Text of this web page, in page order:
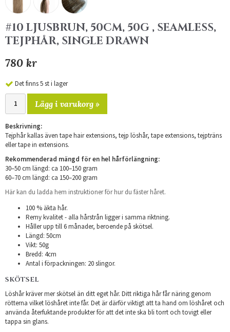
#10 LJUSBRUN, 50CM, 50G , SEAMLESS,
TEJPHÅR, SINGLE DRAWN
780 kr
Det finns 5 st i lager
Lägg i varukorg »
Beskrivning:
Tejphår kallas även tape hair extensions, tejp löshår, tape extensions, tejpträns
eller tape in extensions.
Rekommenderad mängd för en hel hårförlängning:
30–50 cm längd: ca 100–150 gram
60–70 cm längd: ca 150–200 gram
Här kan du ladda hem instruktioner för hur du fäster håret.
100 % äkta hår.
Remy kvalitet - alla hårstrån ligger i samma riktning.
Håller upp till 6 månader, beroende på skötsel.
Längd: 50cm
Vikt: 50g
Bredd: 4cm
Antal i förpackningen: 20 slingor.
SKÖTSEL
Löshår kräver mer skötsel än ditt eget hår. Ditt riktiga hår får näring genom
rötterna vilket löshåret inte får. Det är därför viktigt att ta hand om löshåret och
använda återfuktande produkter för att det inte ska bli torrt och tovigt eller
tappa sin glans.